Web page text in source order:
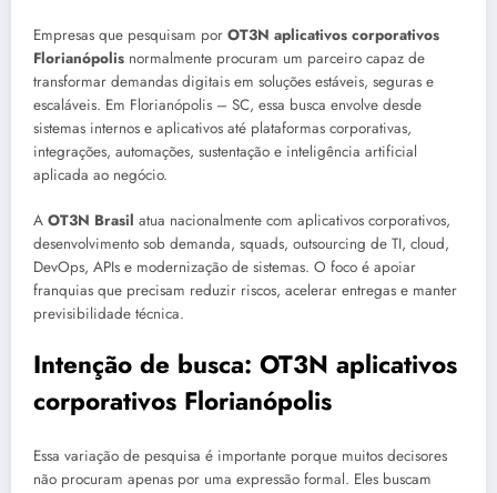
Empresas que pesquisam por OT3N aplicativos corporativos
Florianópolis normalmente procuram um parceiro capaz de
transformar demandas digitais em soluções estáveis, seguras e
escaláveis. Em Florianópolis – SC, essa busca envolve desde
sistemas internos e aplicativos até plataformas corporativas,
integrações, automações, sustentação e inteligência artificial
aplicada ao negócio.
A OT3N Brasil atua nacionalmente com aplicativos corporativos,
desenvolvimento sob demanda, squads, outsourcing de TI, cloud,
DevOps, APIs e modernização de sistemas. O foco é apoiar
franquias que precisam reduzir riscos, acelerar entregas e manter
previsibilidade técnica.
Intenção de busca: OT3N aplicativos
corporativos Florianópolis
Essa variação de pesquisa é importante porque muitos decisores
não procuram apenas por uma expressão formal. Eles buscam